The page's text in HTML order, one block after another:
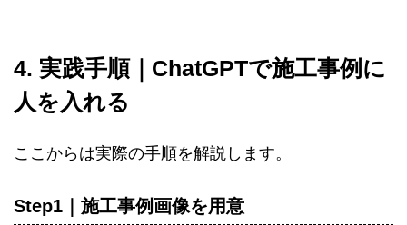
4. 実践手順｜ChatGPTで施工事例に
人を入れる
ここからは実際の手順を解説します。
Step1｜施工事例画像を用意